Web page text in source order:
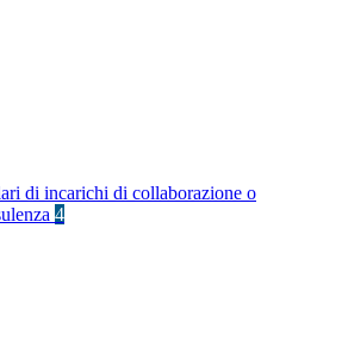
di incarichi di collaborazione o
4